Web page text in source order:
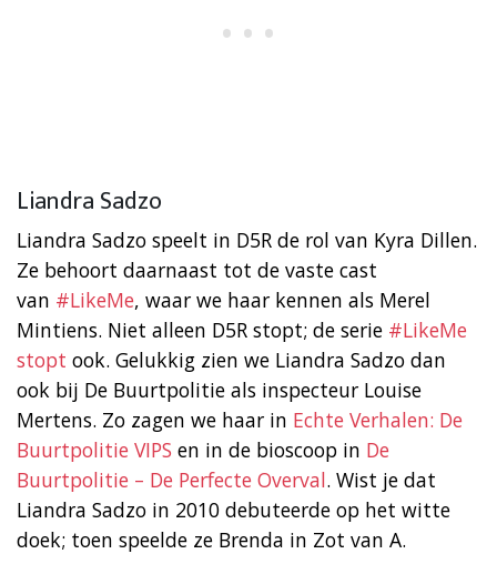
Liandra Sadzo
Liandra Sadzo speelt in D5R de rol van Kyra Dillen.
Ze behoort daarnaast tot de vaste cast
van #LikeMe, waar we haar kennen als Merel
Mintiens. Niet alleen D5R stopt; de serie #LikeMe
stopt ook. Gelukkig zien we Liandra Sadzo dan
ook bij De Buurtpolitie als inspecteur Louise
Mertens. Zo zagen we haar in Echte Verhalen: De
Buurtpolitie VIPS en in de bioscoop in De
Buurtpolitie – De Perfecte Overval. Wist je dat
Liandra Sadzo in 2010 debuteerde op het witte
doek; toen speelde ze Brenda in Zot van A.